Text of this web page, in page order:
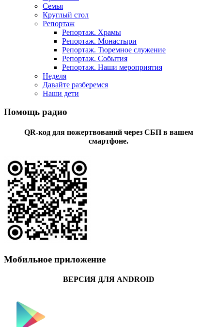
Семья
Круглый стол
Репортаж
Репортаж. Храмы
Репортаж. Монастыри
Репортаж. Тюремное служение
Репортаж. События
Репортаж. Наши мероприятия
Неделя
Давайте разберемся
Наши дети
Помощь радио
QR-код для пожертвований через СБП в вашем
смартфоне.
Мобильное приложение
ВЕРСИЯ ДЛЯ ANDROID